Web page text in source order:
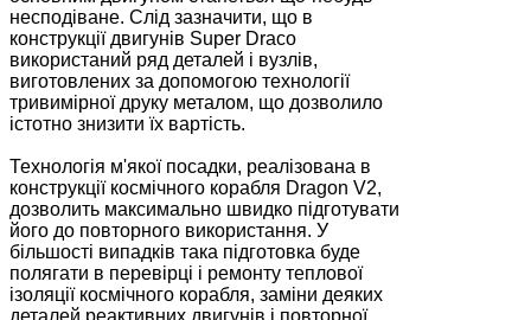
несподіване. Слід зазначити, що в
конструкції двигунів Super Draco
використаний ряд деталей і вузлів,
виготовлених за допомогою технології
тривимірної друку металом, що дозволило
істотно знизити їх вартість.
Технологія м'якої посадки, реалізована в
конструкції космічного корабля Dragon V2,
дозволить максимально швидко підготувати
його до повторного використання. У
більшості випадків така підготовка буде
полягати в перевірці і ремонту теплової
ізоляції космічного корабля, заміни деяких
деталей реактивних двигунів і повторної